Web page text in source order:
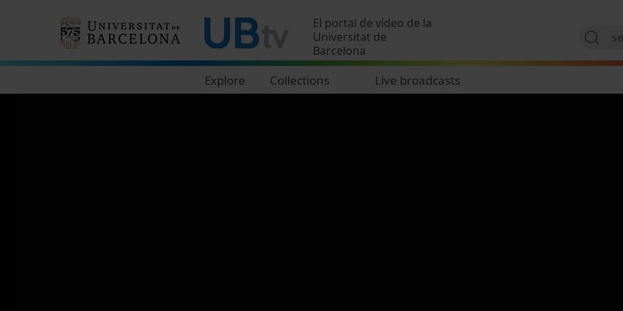
El portal de vídeo de la
Universitat de
Barcelona
Explore Collections Live broadcasts